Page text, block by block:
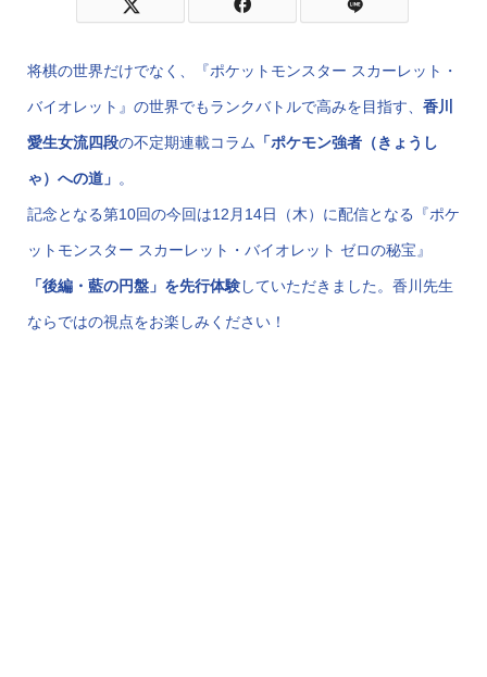
将棋の世界だけでなく、『ポケットモンスター スカーレット・
バイオレット』の世界でもランクバトルで高みを目指す、 香川
愛生女流四段の不定期連載コラム 「ポケモン強者（きょうし
ゃ）への道」 。
記念となる第10回の今回は12月14日（木）に配信となる『ポケ
ットモンスター スカーレット・バイオレット ゼロの秘宝』
「後編・藍の円盤」を先行体験していただきました。香川先生
ならではの視点をお楽しみください！